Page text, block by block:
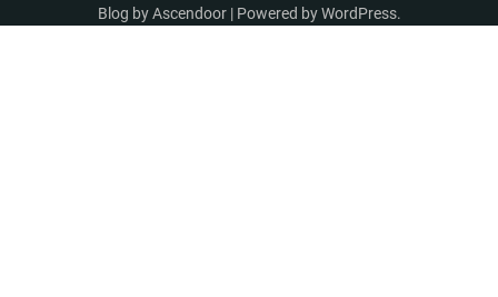
Blog byAscendoor| Powered byWordPress.